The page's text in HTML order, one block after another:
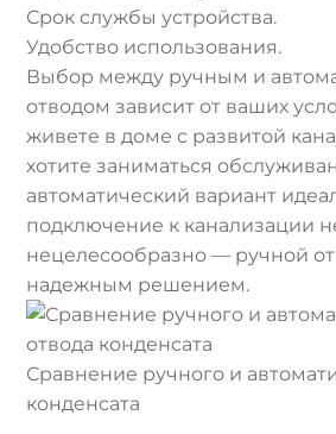
Срок службы устройства.
Удобство использования.
Выбор между ручным и
отводом зависит от ваших
живете в доме с развитой
хотите заниматься
автоматический вариант
подключение к канализации
нецелесообразно — ручной
надежным решением.
Сравнение ручного и
конденсата